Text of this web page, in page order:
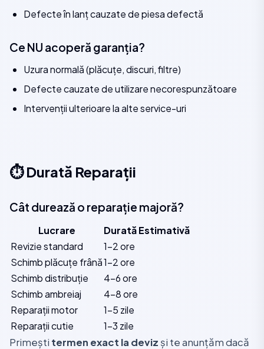
Defecte în lanț cauzate de piesa defectă
Ce NU acoperă garanția?
Uzura normală (plăcuțe, discuri, filtre)
Defecte cauzate de utilizare necorespunzătoare
Intervenții ulterioare la alte service-uri
⏱️ Durată Reparații
Cât durează o reparație majoră?
Lucrare
Durată Estimativă
Revizie standard
1-2 ore
Schimb plăcuțe frână1-2 ore
Schimb distribuție
4-6 ore
Schimb ambreiaj
4-8 ore
Reparații motor
1-5 zile
Reparații cutie
1-3 zile
Primești termen exact la deviz și te anunțăm dacă